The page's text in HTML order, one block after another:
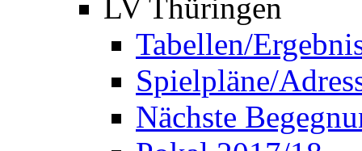
LV Thüringen
Tabellen/
Spielpläne/
Nächste